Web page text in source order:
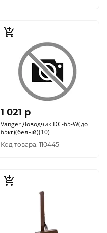
1 021 p
Vanger Доводчик DC-65-W(до
65кг)(белый)(10)
Код товара: 110445